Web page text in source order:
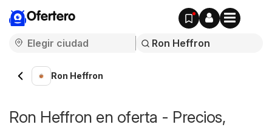
Ofertero
Ron Heffron
Ron Heffron en oferta - Precios,